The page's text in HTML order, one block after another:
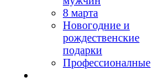
8 марта
Новогодние и
рождественские
подарки
Профессионалные